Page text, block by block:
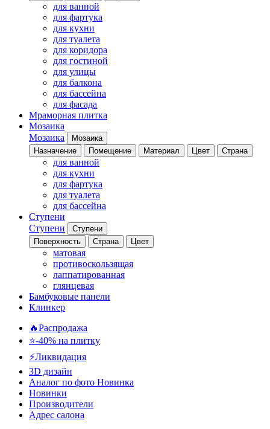
для ванной
для фартука
для кухни
для туалета
для коридора
для гостиной
для улицы
для балкона
для бассейна
для фасада
Мраморная плитка
Мозаика
Мозаика
Мозаика
Назначение
Помещение Материал Цвет Страна
для ванной
для кухни
для фартука
для туалета
для бассейна
Ступени
Ступени
Ступени
Поверхность
Страна Цвет
матовая
противоскользящая
лаппатированная
глянцевая
Бамбуковые панели
Клинкер
🔥Распродажа
⭐-40% на плитку
⚡️Ликвидация
3D дизайн
Аналог по фото Новинка
Новинки
Производители
Адрес салона